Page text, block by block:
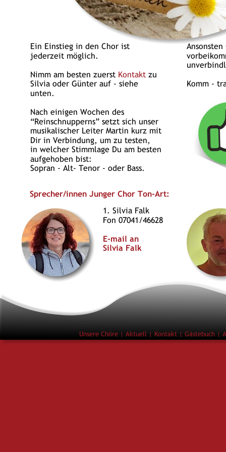
Unsere Chöre | Aktuell | Kontakt | Gästebuch |
Ein Einstieg in den Chor ist
jederzeit möglich.
Nimm am besten zuerst Kontakt zu
Silvia oder Günter auf - siehe
unten.
Nach einigen Wochen des
“Reinschnupperns” setzt sich unser
musikalischer Leiter Martin kurz mit
Dir in Verbindung, um zu testen,
in welcher Stimmlage Du am besten
aufgehoben bist:
Sopran - Alt- Tenor - oder Bass.
Komm -
1. Silvia Falk
Fon 07041/46628
E-mail an
Silvia Falk
Sprecher/innen Junger Chor Ton-Art: